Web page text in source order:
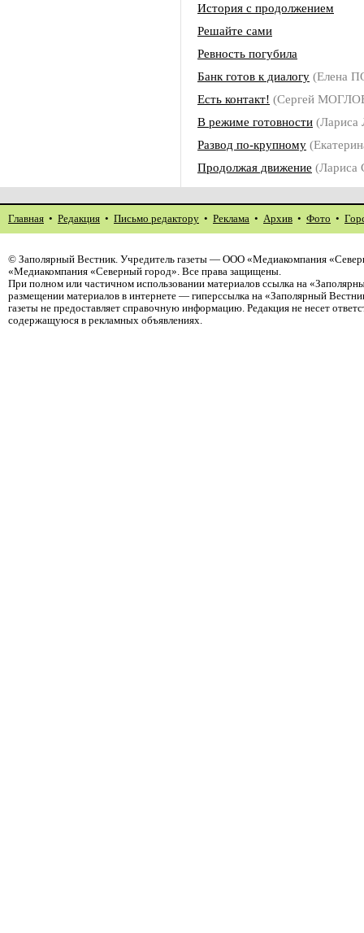
История с продолжением
Решайте сами
Ревность погубила
Банк готов к диалогу (Елена
Есть контакт! (Сергей
В режиме готовности
Развод по-крупному
Продолжая движение
Главная • Редакция • Письмо редактору • Реклама • Архив • Фото •
© Заполярный Вестник. Учредитель газеты — ООО «Медиакомпания
«Медиакомпания «Северный город». Все права защищены.
При полном или частичном использовании материалов ссылка на
размещении материалов в интернете — гиперссылка на «Заполярный
газеты не предоставляет справочную информацию. Редакция не несет
содержащуюся в рекламных объявлениях.